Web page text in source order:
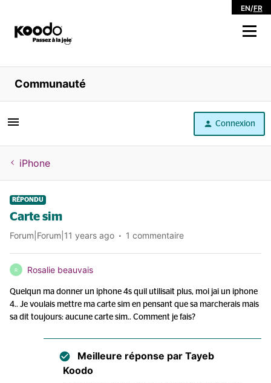
EN/FR
Magasiner
Libre service
Aide
Communauté
Connexion
iPhone
RÉPONDU
Carte sim
Forum|Forum|11 years ago 1 commentaire
R Rosalie beauvais
Quelqun ma donner un iphone 4s quil utilisait plus, moi jai un iphone
4.. Je voulais mettre ma carte sim en pensant que sa marcherais mais
sa dit toujours: aucune carte sim.. Comment je fais?
Meilleure réponse par Tayeb
Koodo